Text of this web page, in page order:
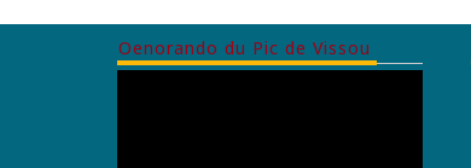
Oenorando du Pic de Vissou